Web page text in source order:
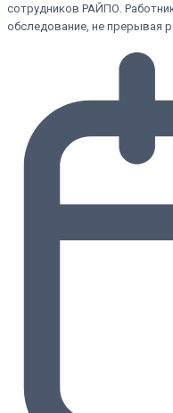
сотрудников РАЙПО.
обследование, не прерывая